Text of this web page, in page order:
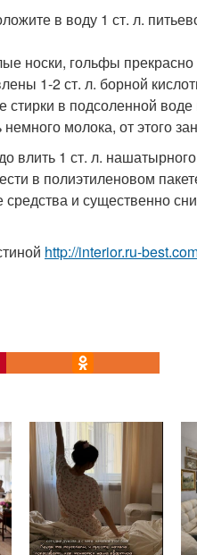
в воду 1 ст. л.
носки, гольфы прекрасно
1-2 ст. л. борной
в подсоленной
молока, от этого
влить 1 ст. л.
в полиэтиленовом
и существенно
http://interior.ru-